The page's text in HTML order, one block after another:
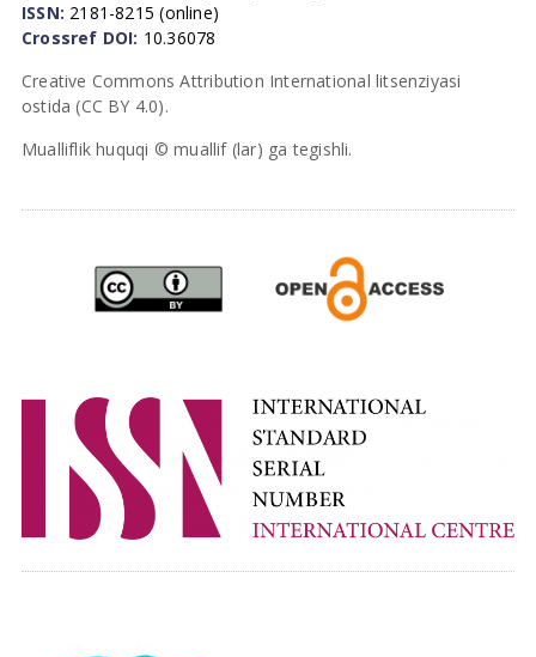
ISSN: 2181-8215 (online)
Crossref DOI: 10.36078
Creative Commons Attribution International litsenziyasi
ostida (CC BY 4.0).
Mualliflik huquqi © muallif (lar) ga tegishli.